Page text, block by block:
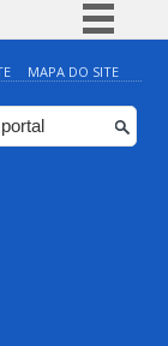
BR
MAPA DO SITE